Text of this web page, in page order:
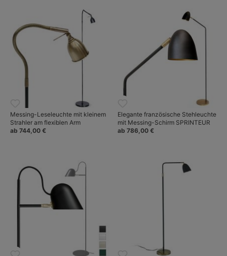
Messing-Leseleuchte mit kleinem
Strahler am flexiblen Arm
ab 744,00 €
Elegante französische Stehleuchte
mit Messing-Schirm SPRINTEUR
ab 786,00 €